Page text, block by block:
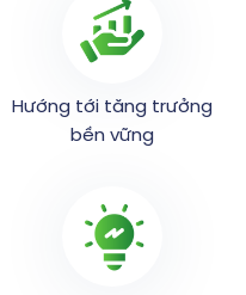
Hướng tới tăng trưởng
bền vững